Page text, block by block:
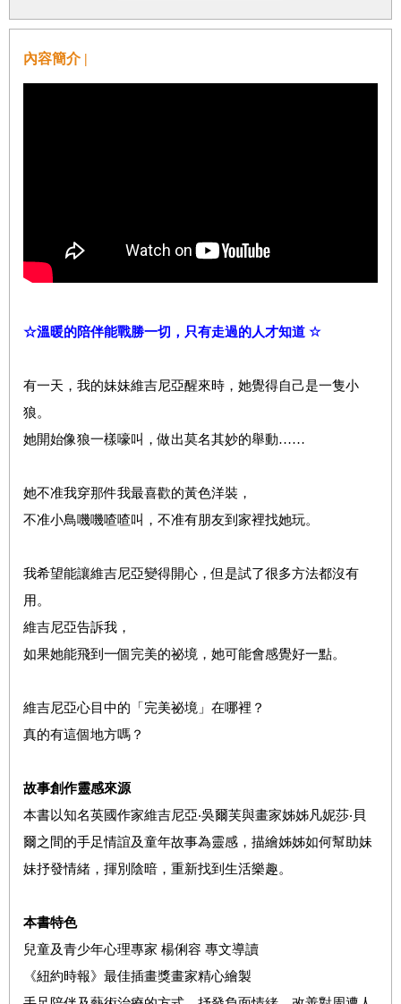
內容簡介 |
☆溫暖的陪伴能戰勝一切，只有走過的人才知道 ☆
有一天，我的妹妹維吉尼亞醒來時，她覺得自己是一隻小
狼。
她開始像狼一樣嚎叫，做出莫名其妙的舉動……
她不准我穿那件我最喜歡的黃色洋裝，
不准小鳥嘰嘰喳喳叫，不准有朋友到家裡找她玩。
我希望能讓維吉尼亞變得開心，但是試了很多方法都沒有
用。
維吉尼亞告訴我，
如果她能飛到一個完美的祕境，她可能會感覺好一點。
維吉尼亞心目中的「完美祕境」在哪裡？
真的有這個地方嗎？
故事創作靈感來源
本書以知名英國作家維吉尼亞‧吳爾芙與畫家姊姊凡妮莎‧貝
爾之間的手足情誼及童年故事為靈感，描繪姊姊如何幫助妹
妹抒發情緒，揮別陰暗，重新找到生活樂趣。
本書特色
兒童及青少年心理專家 楊俐容 專文導讀
《紐約時報》最佳插畫獎畫家精心繪製